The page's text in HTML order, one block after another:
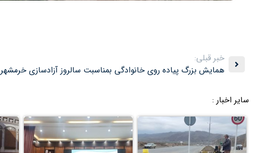
خبر قبلی:
همایش بزرگ پیاده روی خانوادگی بمناسبت سالروز آزادسازی خرمشهر
سایر اخبار :